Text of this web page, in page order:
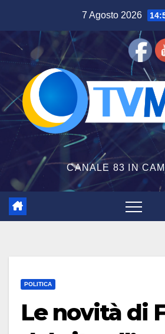
contenuto
7 Agosto 2026
CANALE 83 IN
POLITICA
Le novità di